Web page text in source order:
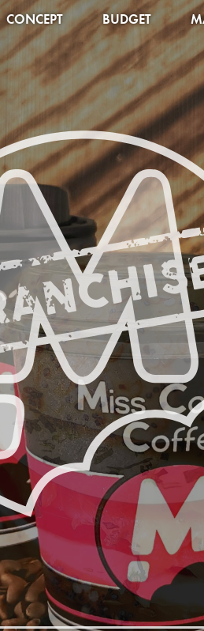
CONCEPT BUDGET